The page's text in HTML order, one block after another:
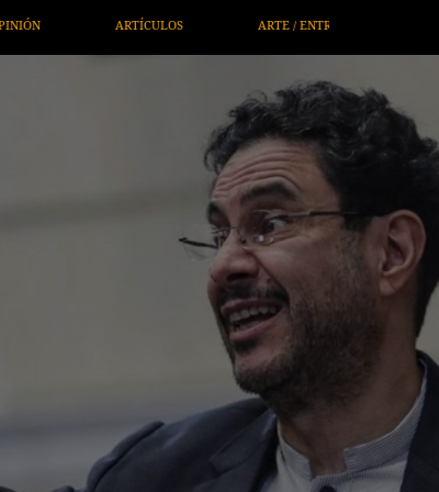
ARTE / ENTRETENIMIENTO ECONOMÍA / NEGOCIOS